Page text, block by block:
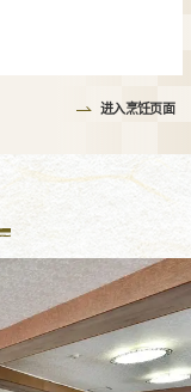
进入烹饪页面